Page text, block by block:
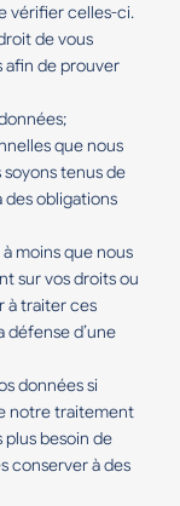
vérifier celles-ci.
de vous
afin de prouver
que nous
soyons tenus de
obligations
moins que nous
sur vos droits ou
à traiter ces
défense d’une
données si
notre traitement
plus besoin de
conserver à des